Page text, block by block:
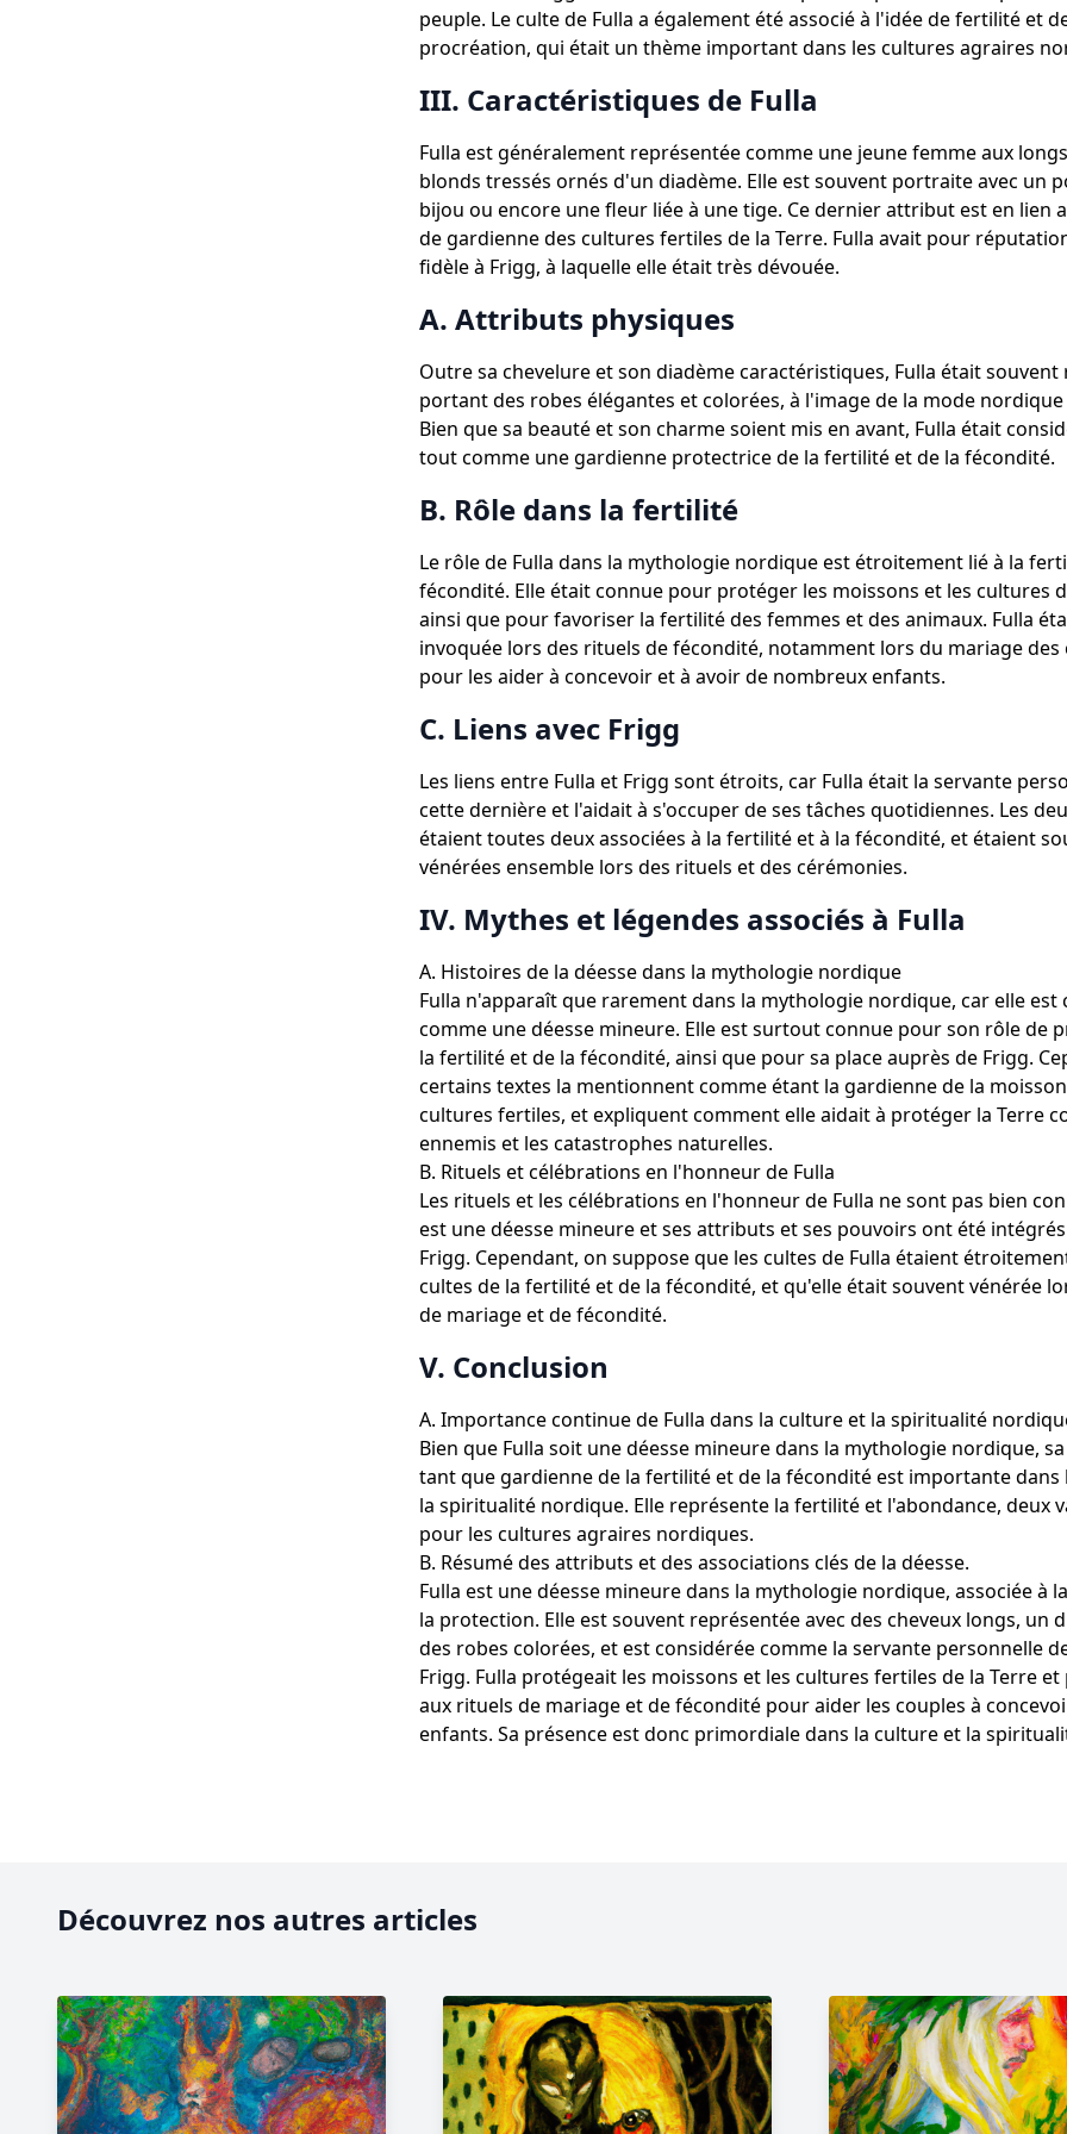
peuple. Le culte de Fulla a également été associé à l'idée de fertilité et
procréation, qui était un thème important dans les cultures agraires
III. Caractéristiques de Fulla
Fulla est généralement représentée comme une jeune femme aux
blonds tressés ornés d'un diadème. Elle est souvent portraite avec un
bijou ou encore une fleur liée à une tige. Ce dernier attribut est en lien
de gardienne des cultures fertiles de la Terre. Fulla avait pour
fidèle à Frigg, à laquelle elle était très dévouée.
A. Attributs physiques
Outre sa chevelure et son diadème caractéristiques, Fulla était
portant des robes élégantes et colorées, à l'image de la mode
Bien que sa beauté et son charme soient mis en avant, Fulla était
tout comme une gardienne protectrice de la fertilité et de la fécondité.
B. Rôle dans la fertilité
Le rôle de Fulla dans la mythologie nordique est étroitement lié à la
fécondité. Elle était connue pour protéger les moissons et les cultures
ainsi que pour favoriser la fertilité des femmes et des animaux. Fulla
invoquée lors des rituels de fécondité, notamment lors du mariage des
pour les aider à concevoir et à avoir de nombreux enfants.
C. Liens avec Frigg
Les liens entre Fulla et Frigg sont étroits, car Fulla était la servante
cette dernière et l'aidait à s'occuper de ses tâches quotidiennes. Les
étaient toutes deux associées à la fertilité et à la fécondité, et étaient
vénérées ensemble lors des rituels et des cérémonies.
IV. Mythes et légendes associés à Fulla
A. Histoires de la déesse dans la mythologie nordique
Fulla n'apparaît que rarement dans la mythologie nordique, car elle est
comme une déesse mineure. Elle est surtout connue pour son rôle de
la fertilité et de la fécondité, ainsi que pour sa place auprès de Frigg.
certains textes la mentionnent comme étant la gardienne de la
cultures fertiles, et expliquent comment elle aidait à protéger la Terre
ennemis et les catastrophes naturelles.
B. Rituels et célébrations en l'honneur de Fulla
Les rituels et les célébrations en l'honneur de Fulla ne sont pas bien
est une déesse mineure et ses attributs et ses pouvoirs ont été
Frigg. Cependant, on suppose que les cultes de Fulla étaient
cultes de la fertilité et de la fécondité, et qu'elle était souvent vénérée
de mariage et de fécondité.
V. Conclusion
A. Importance continue de Fulla dans la culture et la spiritualité
Bien que Fulla soit une déesse mineure dans la mythologie nordique,
tant que gardienne de la fertilité et de la fécondité est importante dans
la spiritualité nordique. Elle représente la fertilité et l'abondance, deux
pour les cultures agraires nordiques.
B. Résumé des attributs et des associations clés de la déesse.
Fulla est une déesse mineure dans la mythologie nordique, associée à
la protection. Elle est souvent représentée avec des cheveux longs, un
des robes colorées, et est considérée comme la servante personnelle
Frigg. Fulla protégeait les moissons et les cultures fertiles de la Terre
aux rituels de mariage et de fécondité pour aider les couples à
enfants. Sa présence est donc primordiale dans la culture et la
Découvrez nos autres articles